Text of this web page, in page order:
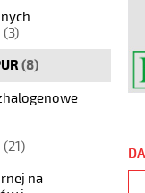
(3)
(8)
(21)
na